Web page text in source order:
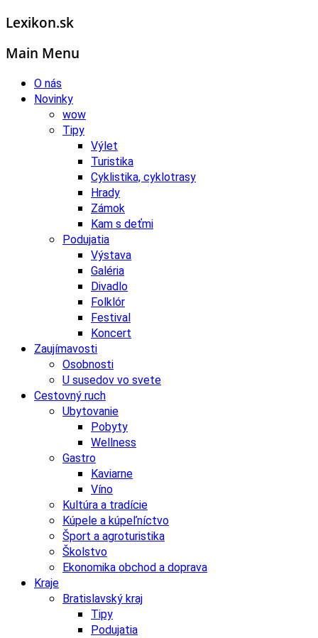
Lexikon.sk
Main Menu
O nás
Novinky
wow
Tipy
Výlet
Turistika
Cyklistika, cyklotrasy
Hrady
Zámok
Kam s deťmi
Podujatia
Výstava
Galéria
Divadlo
Folklór
Festival
Koncert
Zaujímavosti
Osobnosti
U susedov vo svete
Cestovný ruch
Ubytovanie
Pobyty
Wellness
Gastro
Kaviarne
Víno
Kultúra a tradície
Kúpele a kúpeľníctvo
Šport a agroturistika
Školstvo
Ekonomika obchod a doprava
Kraje
Bratislavský kraj
Tipy
Podujatia